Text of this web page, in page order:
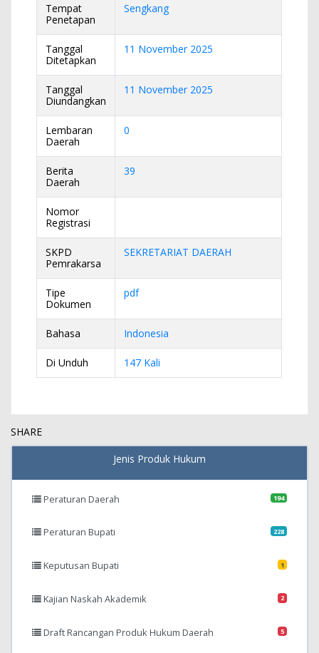
Tempat
Penetapan
Sengkang
Tanggal
Ditetapkan
11 November 2025
Tanggal
Diundangkan
11 November 2025
Lembaran
Daerah
0
Berita
Daerah
39
Nomor
Registrasi
SKPD
Pemrakarsa
SEKRETARIAT DAERAH
Tipe
Dokumen
pdf
Bahasa Indonesia
Di Unduh 147 Kali
SHARE
Jenis Produk Hukum
Peraturan Daerah 194
Peraturan Bupati 228
Keputusan Bupati 1
Kajian Naskah Akademik 2
Draft Rancangan Produk Hukum Daerah 5